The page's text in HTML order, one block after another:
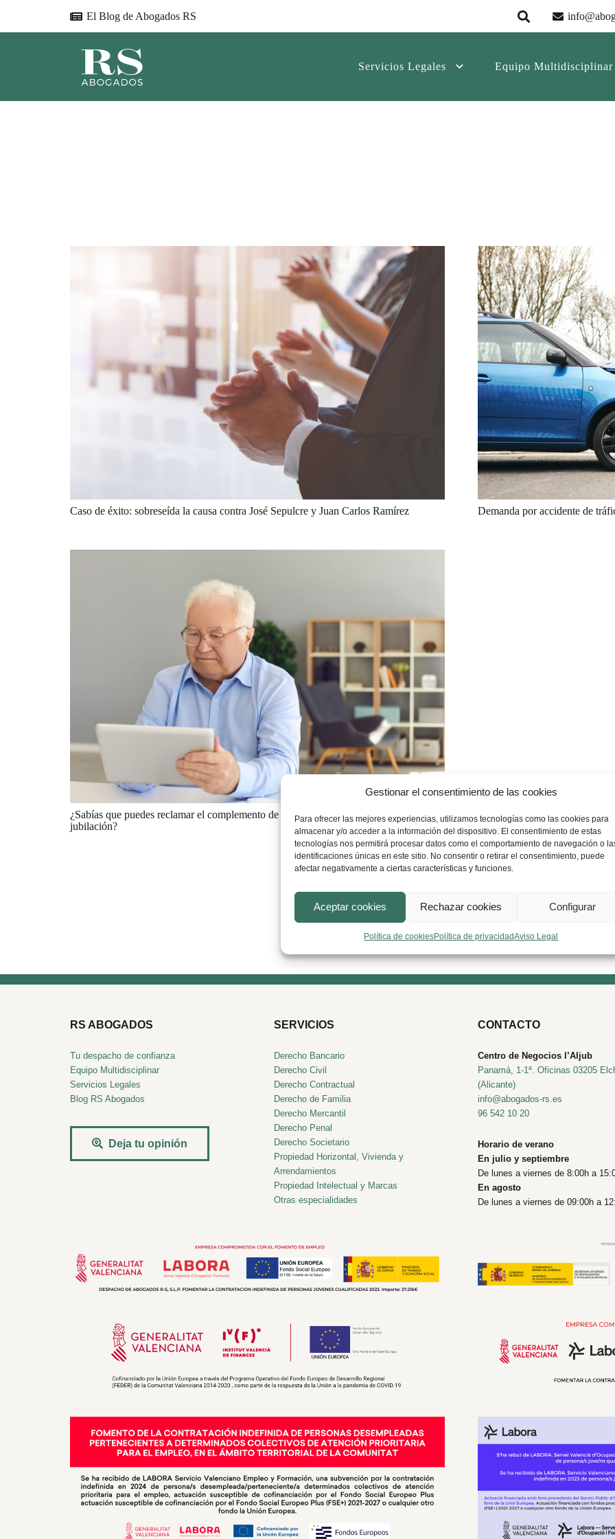
Gestionar el consentimiento de las cookies
Para ofrecer las mejores experiencias, utilizamos tecnologías como las cookies para
almacenar y/o acceder a la información del dispositivo. El consentimiento de estas
tecnologías nos permitirá procesar datos como el comportamiento de navegación o
identificaciones únicas en este sitio. No consentir o retirar el consentimiento, puede
afectar negativamente a ciertas características y funciones.
Aceptar cookies Rechazar cookies Configurar
Política de cookiesPolítica de privacidadAviso Legal
El Blog de Abogados RS
Servicios Legales Equipo Multidisciplinar
Caso de éxito: sobreseída la causa contra José Sepulcre y Juan Carlos Ramírez Demanda por accidente de
¿Sabías que puedes reclamar el complemento de paternidad en tu pensión de
jubilación?
1 2
RS ABOGADOS
Tu despacho de confianza
Equipo Multidisciplinar
Servicios Legales
Blog RS Abogados
Deja tu opinión
SERVICIOS
Derecho Bancario
Derecho Civil
Derecho Contractual
Derecho de Familia
Derecho Mercantil
Derecho Penal
Derecho Societario
Propiedad Horizontal, Vivienda y
Arrendamientos
Propiedad Intelectual y Marcas
Otras especialidades
CONTACTO
Centro de Negocios l’Aljub
Panamá, 1-1ª. Oficinas 03205
(Alicante)
info@abogados-rs.es
96 542 10 20
Horario de verano
En julio y septiembre
De lunes a viernes de 8:00h a
En agosto
De lunes a viernes de 09:00h a